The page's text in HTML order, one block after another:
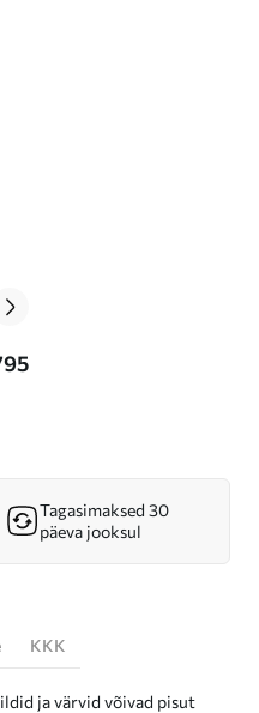
Tagasimaksed 30
päeva jooksul
KKK
ja värvid võivad pisut